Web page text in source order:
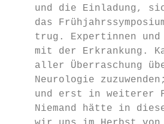
und die Einladung,
das
trug. Expertinnen
mit der Erkrankung.
aller Überraschung
Neurologie
und erst in weiterer
Niemand hätte in